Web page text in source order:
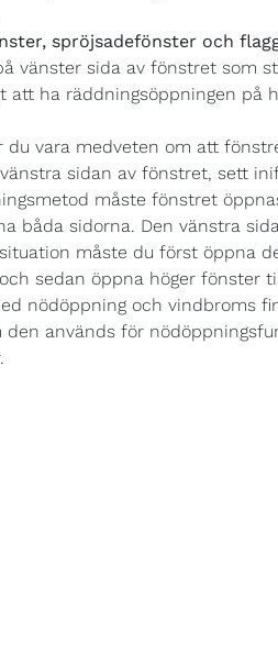
spröjsadefönster och
vänster sida av fönstret som
att ha räddningsöppningen på
du vara medveten om att
sidan av fönstret, sett
måste fönstret
båda sidorna. Den vänstra
måste du först öppna
sedan öppna höger fönster
nödöppning och vindbroms
den används för